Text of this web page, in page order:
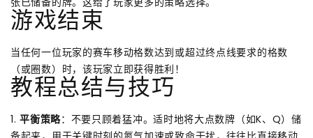
游戏结束
当任何一位玩家的赛车移动格数达到或超过终点线要求的格数
（或圈数）时，该玩家立即获得胜利！
教程总结与技巧
1.平衡策略：不要只顾着猛冲。适时地将大点数牌（如K、Q）储